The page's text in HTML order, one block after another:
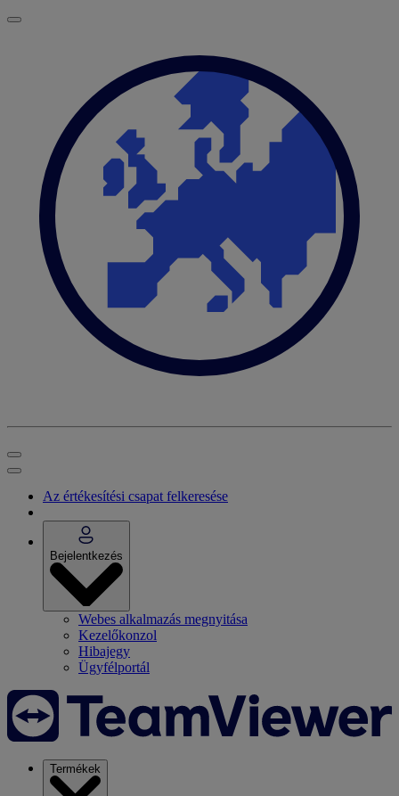
Az értékesítési csapat felkeresése
Bejelentkezés
Webes alkalmazás megnyitása
Kezelőkonzol
Hibajegy
Ügyfélportál
Termékek